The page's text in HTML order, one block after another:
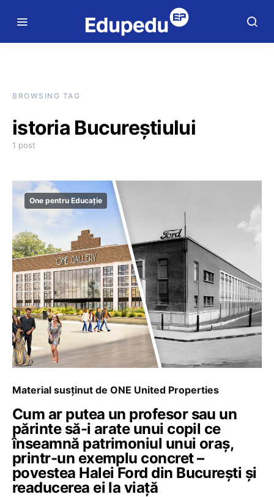
BROWSING TAG
istoria Bucureștiului
1 post
One pentru Educație
Material susținut de ONE United Properties
Cum ar putea un profesor sau un
părinte să-i arate unui copil ce
înseamnă patrimoniul unui oraș,
printr-un exemplu concret –
povestea Halei Ford din București și
readucerea ei la viață